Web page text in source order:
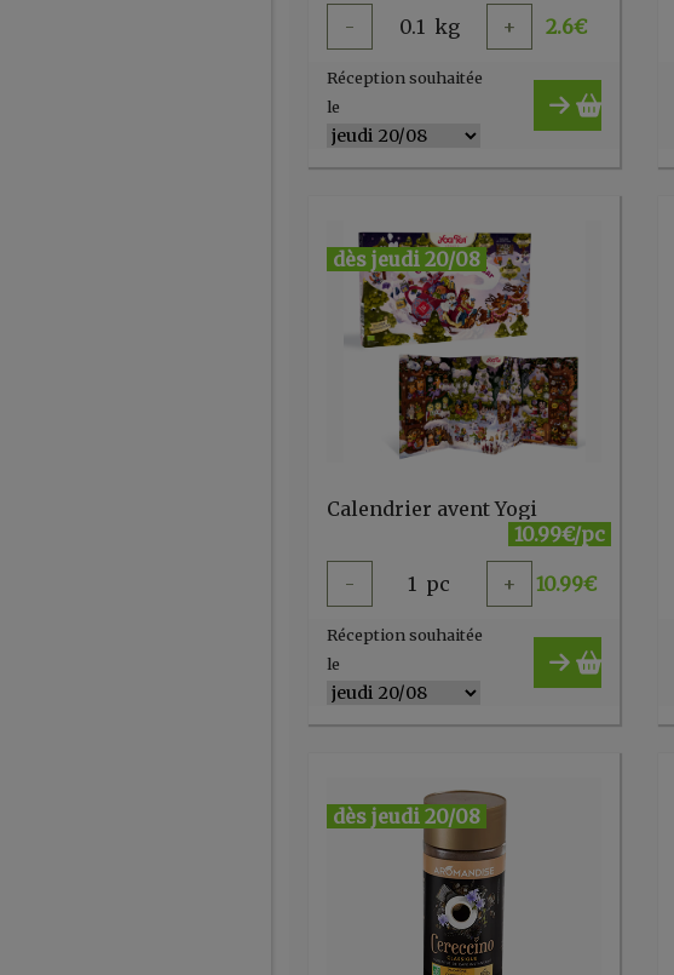
- 0.1 kg + 2.6€
Réception souhaitée
le
dès jeudi 20/08
Calendrier avent Yogi
10.99€/pc
- 1 pc + 10.99€
Réception souhaitée
le
dès jeudi 20/08